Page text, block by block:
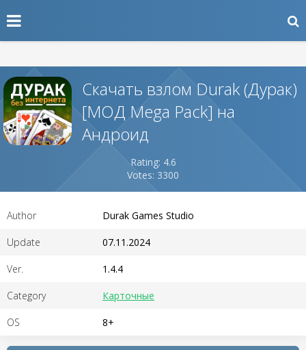
Скачать взлом Durak (Дурак)
[МОД Mega Pack] на
Андроид
Rating: 4.6
Votes: 3300
Author Durak Games Studio
Update 07.11.2024
Ver. 1.4.4
Category Карточные
OS 8+